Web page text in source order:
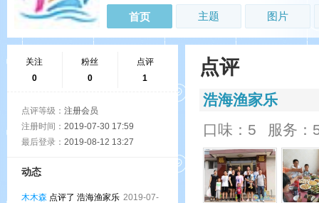
首页 主题 图片
关注
0
粉丝
0
点评
1
点评等级： 注册会员
注册时间： 2019-07-30 17:59
最后登录： 2019-08-12 13:27
动态
木木森 点评了 浩海渔家乐 2019-07-
点评
浩海渔家乐
口味：5
服务：